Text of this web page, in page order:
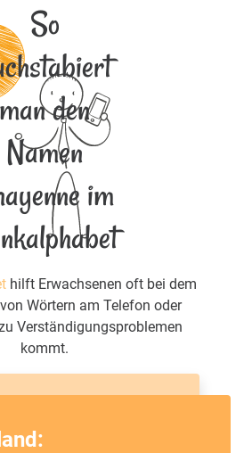
So
man den
Namen
im
hilft Erwachsenen oft bei dem
Wörtern am Telefon oder
Verständigungsproblemen
kommt.